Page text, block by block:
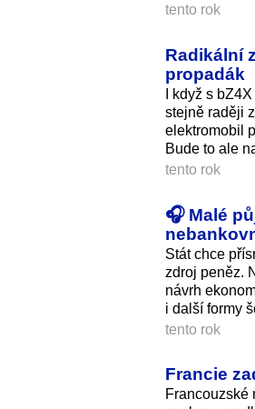
tento rok
Radikální
propadák
I když s
stejně raději
elektromobil
Bude to ale
tento rok
🎧 Malé
Stát chce
zdroj peněz.
návrh
i další formy
tento rok
Francie
Francouzské